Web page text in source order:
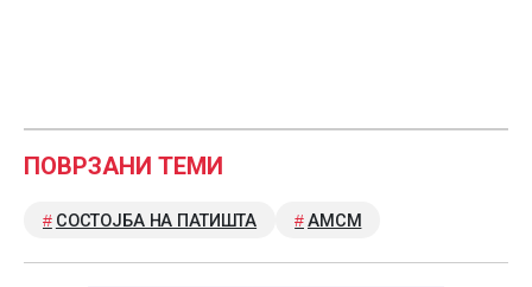
ПОВРЗАНИ ТЕМИ
СОСТОЈБА НА ПАТИШТА АМСМ